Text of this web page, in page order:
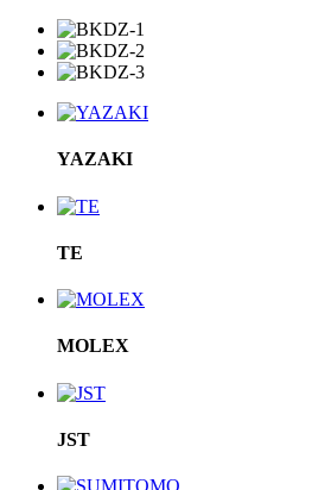
YAZAKI
TE
MOLEX
JST